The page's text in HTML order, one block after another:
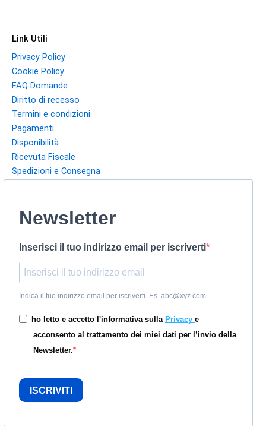
Link Utili
Privacy Policy
Cookie Policy
FAQ Domande
Diritto di recesso
Termini e condizioni
Pagamenti
Disponibilità
Ricevuta Fiscale
Spedizioni e Consegna
Newsletter
Inserisci il tuo indirizzo email per iscriverti
Indica il tuo indirizzo email per iscriverti. Es. abc@xyz.com
ho letto e accetto l'informativa sulla Privacy e
acconsento al trattamento dei miei dati per l’invio della
Newsletter.
ISCRIVITI